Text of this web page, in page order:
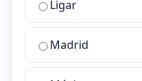
mejor
sala
chat
Ligar
Madrid